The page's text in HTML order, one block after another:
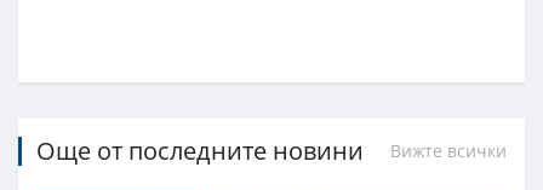
Още от последните новини Вижте всички